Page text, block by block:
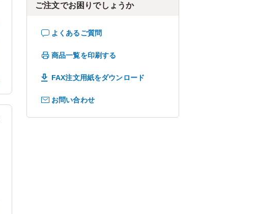
ご注文でお困りでしょうか
よくあるご質問
商品一覧を印刷する
FAX注文用紙をダウンロード
お問い合わせ